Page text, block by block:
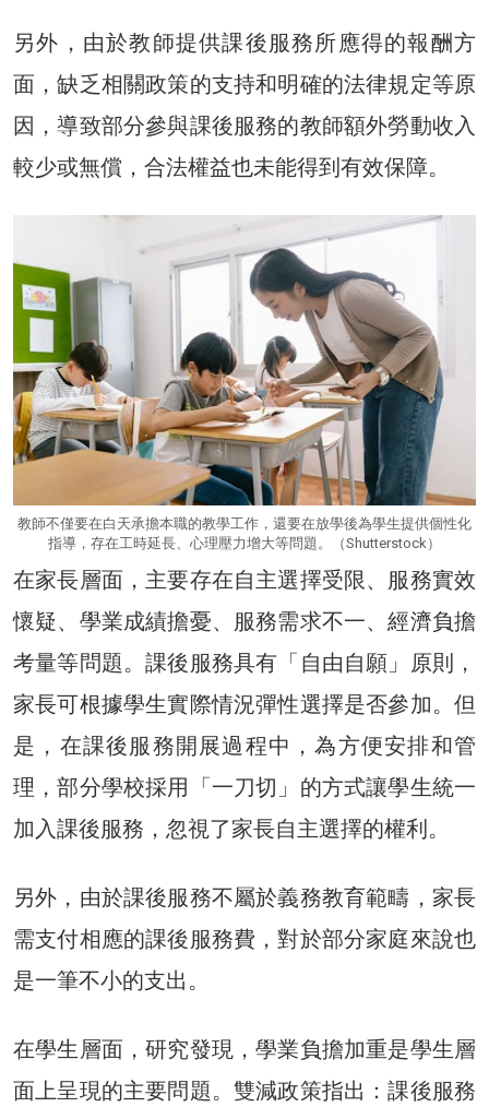
另外，由於教師提供課後服務所應得的報酬方
面，缺乏相關政策的支持和明確的法律規定等原
因，導致部分參與課後服務的教師額外勞動收入
較少或無償，合法權益也未能得到有效保障。
教師不僅要在白天承擔本職的教學工作，還要在放學後為學生提供個性化
指導，存在工時延長、心理壓力增大等問題。（Shutterstock）
在家長層面，主要存在自主選擇受限、服務實效
懷疑、學業成績擔憂、服務需求不一、經濟負擔
考量等問題。課後服務具有「自由自願」原則，
家長可根據學生實際情況彈性選擇是否參加。但
是，在課後服務開展過程中，為方便安排和管
理，部分學校採用「一刀切」的方式讓學生統一
加入課後服務，忽視了家長自主選擇的權利。
另外，由於課後服務不屬於義務教育範疇，家長
需支付相應的課後服務費，對於部分家庭來說也
是一筆不小的支出。
在學生層面，研究發現，學業負擔加重是學生層
面上呈現的主要問題。雙減政策指出：課後服務